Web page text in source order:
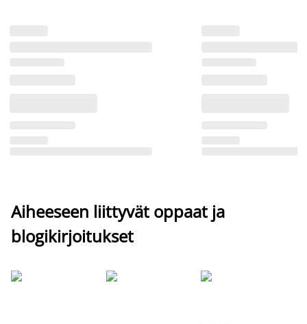
Aiheeseen liittyvät oppaat ja
blogikirjoitukset